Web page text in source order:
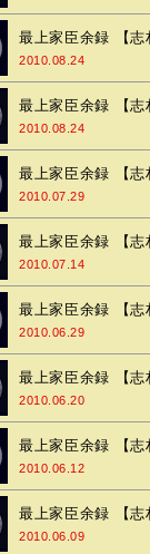
最上家臣余録 【
2010.08.24
最上家臣余録 【
2010.08.24
最上家臣余録 【
2010.07.29
最上家臣余録 【
2010.07.14
最上家臣余録 【
2010.06.29
最上家臣余録 【
2010.06.20
最上家臣余録 【
2010.06.12
最上家臣余録 【
2010.06.09